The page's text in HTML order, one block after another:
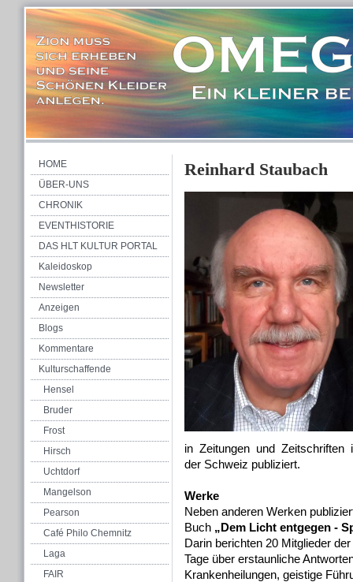
HOME
ÜBER-UNS
CHRONIK
EVENTHISTORIE
DAS HLT KULTUR PORTAL
Kaleidoskop
Newsletter
Anzeigen
Blogs
Kommentare
Kulturschaffende
Hensel
Bruder
Frost
Hirsch
Uchtdorf
Mangelson
Pearson
Café Philo Chemnitz
Laga
FAIR
Reinhard Staubach
in Zeitungen und Zeitschriften
der Schweiz publiziert.
Werke
Neben anderen Werken
Buch „Dem Licht entgegen -
Darin berichten 20 Mitglieder
Tage über erstaunliche
Krankenheilungen, geistige